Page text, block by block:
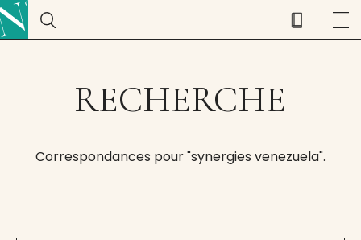
RECHERCHE
Correspondances pour "synergies venezuela".